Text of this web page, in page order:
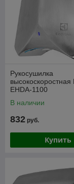
Рукосушилка
EHDA-1100
В наличии
832 руб.
Купить